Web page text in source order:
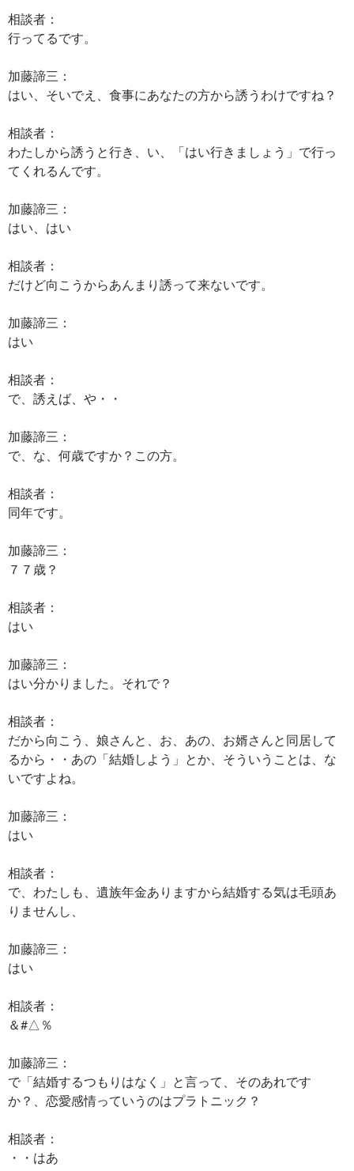
相談者：
行ってるです。
加藤諦三：
はい、そいでえ、食事にあなたの方から誘うわけですね？
相談者：
わたしから誘うと行き、い、「はい行きましょう」で行っ
てくれるんです。
加藤諦三：
はい、はい
相談者：
だけど向こうからあんまり誘って来ないです。
加藤諦三：
はい
相談者：
で、誘えば、や・・
加藤諦三：
で、な、何歳ですか？この方。
相談者：
同年です。
加藤諦三：
７７歳？
相談者：
はい
加藤諦三：
はい分かりました。それで？
相談者：
だから向こう、娘さんと、お、あの、お婿さんと同居して
るから・・あの「結婚しよう」とか、そういうことは、な
いですよね。
加藤諦三：
はい
相談者：
で、わたしも、遺族年金ありますから結婚する気は毛頭あ
りませんし、
加藤諦三：
はい
相談者：
＆#△％
加藤諦三：
で「結婚するつもりはなく」と言って、そのあれです
か？、恋愛感情っていうのはプラトニック？
相談者：
・・はあ